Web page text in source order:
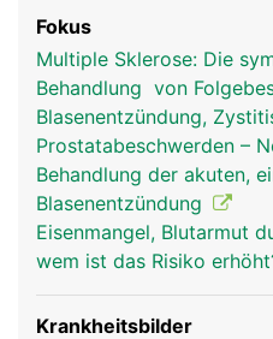
Die Nieren dienen der
zum Harntransport in die
Harnspeicherung und die
Harnausscheidung.
Fokus
Multiple Sklerose: Die
Behandlung von
Blasenentzündung,
Prostatabeschwerden –
Behandlung der akuten,
Blasenentzündung
Eisenmangel, Blutarmut
wem ist das Risiko
Krankheitsbilder